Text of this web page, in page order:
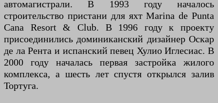
автомагистрали. В 1993 году началось
строительство пристани для яхт Marina de Punta
Cana Resort & Club. В 1996 году к проекту
присоединились доминиканский дизайнер Оскар
де ла Рента и испанский певец Хулио Иглесиас. В
2000 году началась первая застройка жилого
комплекса, а шесть лет спустя открылся залив
Тортуга.